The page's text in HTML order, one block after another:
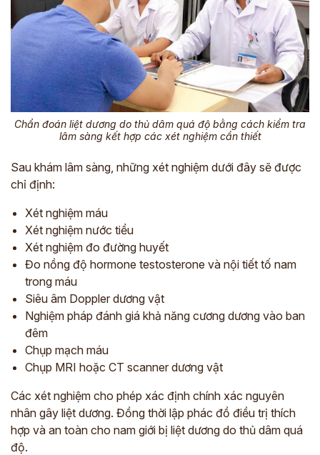
Chẩn đoán liệt dương do thủ dâm quá độ bằng cách kiểm tra
lâm sàng kết hợp các xét nghiệm cần thiết
Sau khám lâm sàng, những xét nghiệm dưới đây sẽ được
chỉ định:
Xét nghiệm máu
Xét nghiệm nước tiểu
Xét nghiệm đo đường huyết
Đo nồng độ hormone testosterone và nội tiết tố nam
trong máu
Siêu âm Doppler dương vật
Nghiệm pháp đánh giá khả năng cương dương vào ban
đêm
Chụp mạch máu
Chụp MRI hoặc CT scanner dương vật
Các xét nghiệm cho phép xác định chính xác nguyên
nhân gây liệt dương. Đồng thời lập phác đồ điều trị thích
hợp và an toàn cho nam giới bị liệt dương do thủ dâm quá
độ.